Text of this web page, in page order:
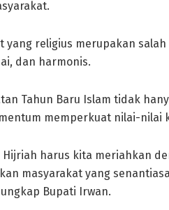
yang religius merupakan
dan harmonis.
Tahun Baru Islam tidak
memperkuat nilai-nilai
Hijriah harus kita meriahkan
masyarakat yang
Bupati Irwan.